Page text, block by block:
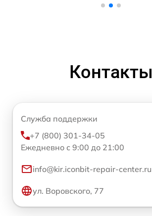
Контакты
Служба поддержки
+7 (800) 301-34-05
Ежедневно с 9:00 до 21:00
info@kir.iconbit-repair-center.ru
ул. Воровского, 77